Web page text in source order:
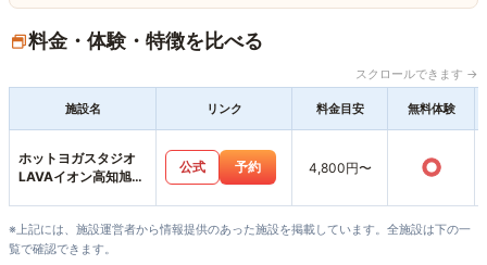
料金・体験・特徴を比べる
スクロールできます →
施設名 リンク 料金目安 無料体験
ホットヨガスタジオ
LAVAイオン高知旭町
公式 予約 4,800円〜 ○
※上記には、施設運営者から情報提供のあった施設を掲載しています。全施設は下の一
覧で確認できます。